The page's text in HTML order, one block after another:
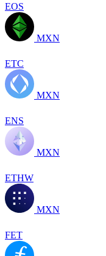
EOS
MXN
ETC
MXN
ENS
MXN
ETHW
MXN
FET